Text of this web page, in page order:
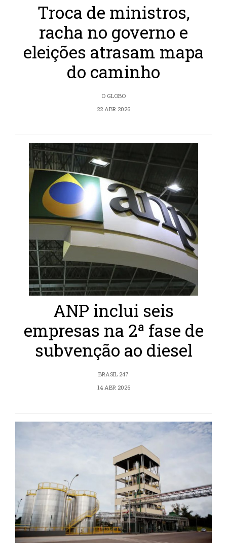
Troca de ministros,
racha no governo e
eleições atrasam mapa
do caminho
O GLOBO
22 ABR 2026
ANP inclui seis
empresas na 2ª fase de
subvenção ao diesel
BRASIL 247
14 ABR 2026